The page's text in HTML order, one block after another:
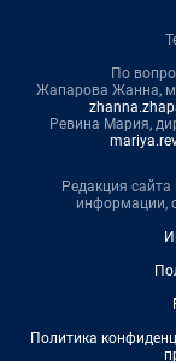
По
Жапарова Жанна,
Ревина Мария,
Редакция сайта
информации,
Политика